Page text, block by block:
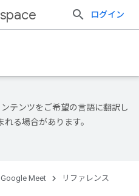
ログイン
テンツをご希望の言語に翻訳し
る場合があります。
Google Meet リファレンス